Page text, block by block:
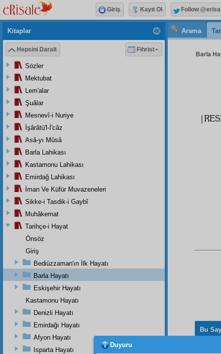
Arama
Barla
Bu
Kitaplar
Hepsini Daralt Fihrist
Sözler
Mektubat
Lem'alar
Şuâlar
Mesnevî-i Nuriye
İşârâtü'l-İ'câz
Asâ-yı Mûsâ
Barla Lahikası
Kastamonu Lahikası
Emirdağ Lahikası
İman Ve Küfür Muvazeneleri
Sikke-i Tasdik-i Gaybî
Muhâkemat
Tarihçe-i Hayat
Önsöz
Giriş
Bediüzzaman'ın İlk Hayatı
Barla Hayatı
Eskişehir Hayatı
Kastamonu Hayatı
Denizli Hayatı
Emirdağı Hayatı
Afyon Hayatı
Isparta Hayatı
Giriş Kayıt Ol Follow
Duyuru